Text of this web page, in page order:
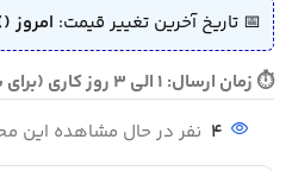
📅 تاریخ آخرین تغییر قیمت: امروز
⏱ زمان ارسال: 1 الی 3 روز کاری (برای سفارش فوری تماس بگیرید)
4 نفر در حال مشاهده این